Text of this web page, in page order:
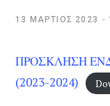
13 ΜΆΡΤΙΟΣ 2023
ΠΡΟΣΚΛΗΣΗ
(2023-2024)